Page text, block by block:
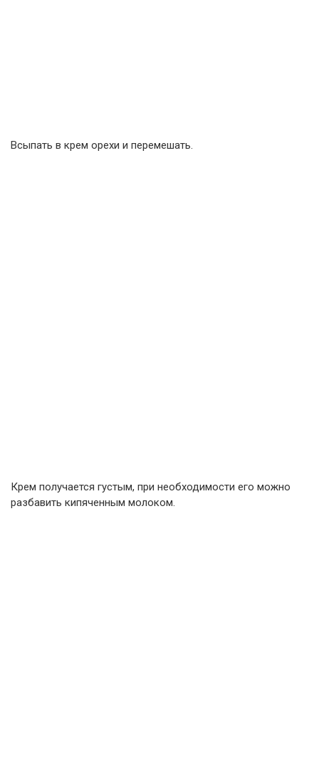
Всыпать в крем орехи и перемешать.
Крем получается густым, при необходимости его можно
разбавить кипяченным молоком.